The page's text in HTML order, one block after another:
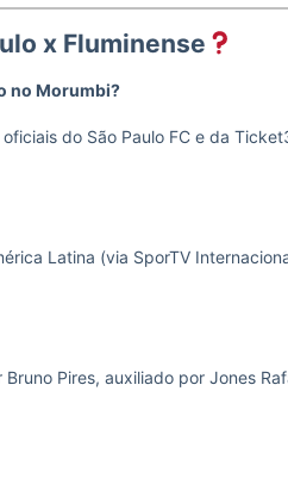
x Fluminense
no Morumbi?
do São Paulo FC e da
Latina (via SporTV
Pires, auxiliado por Jones